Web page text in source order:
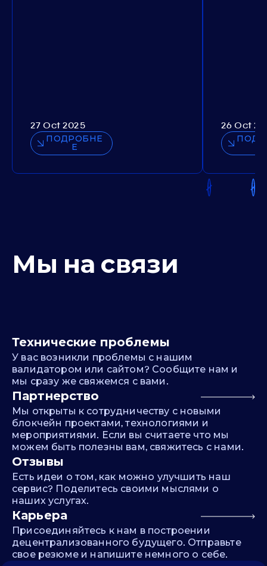
27 Oct 2025
ПОДРОБНЕ
Е
26 Oct
Мы на связи
Технические проблемы
У вас возникли проблемы с нашим
валидатором или сайтом? Сообщите нам и
мы сразу же свяжемся с вами.
Партнерство
Мы открыты к сотрудничеству с новыми
блокчейн проектами, технологиями и
мероприятиями. Если вы считаете что мы
можем быть полезны вам, свяжитесь с нами.
Отзывы
Есть идеи о том, как можно улучшить наш
сервис? Поделитесь своими мыслями о
наших услугах.
Карьера
Присоединяйтесь к нам в построении
децентрализованного будущего. Отправьте
свое резюме и напишите немного о себе.